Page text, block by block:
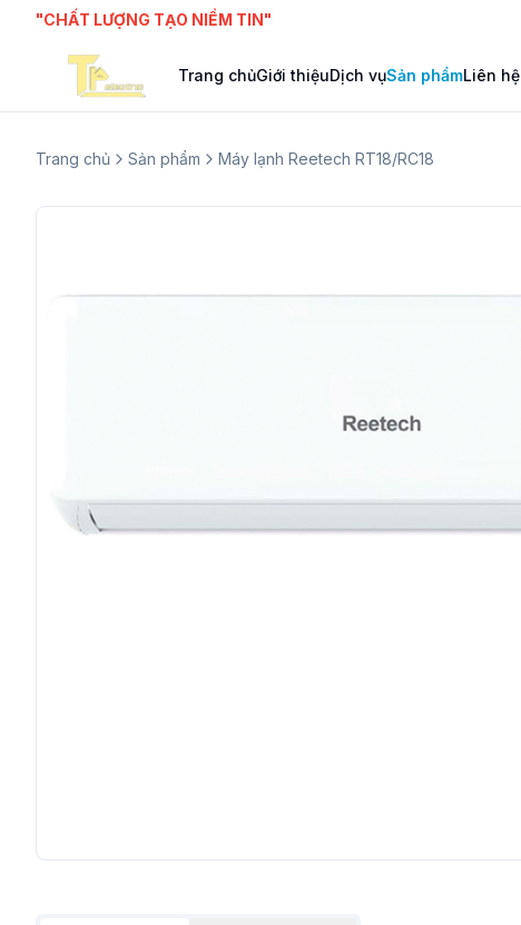
"CHẤT LƯỢNG TẠO NIỀM TIN"
Trang chủGiới thiệuDịch vụSản phẩmLiên hệ
Trang chủ Sản phẩm Máy lạnh Reetech RT18/RC18